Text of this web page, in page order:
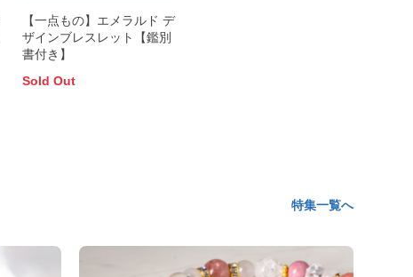
【一点もの】エメラルド デ
ザインブレスレット【鑑別
書付き】
Sold Out
特集一覧へ